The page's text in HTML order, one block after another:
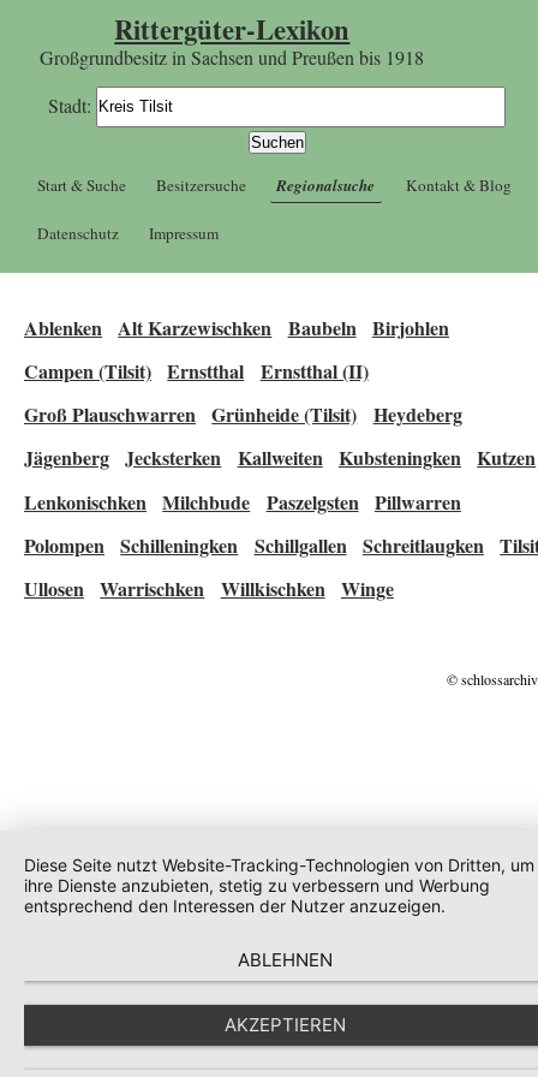
Rittergüter-Lexikon
Großgrundbesitz in Sachsen und Preußen bis 1918
Stadt:
Start & Suche Besitzersuche Regionalsuche Kontakt & Blog
Datenschutz Impressum
Ablenken Alt Karzewischken Baubeln
Birjohlen
Campen (Tilsit) Ernstthal
Ernstthal (II)
Groß Plauschwarren Grünheide (Tilsit)
Heydeberg
Jägenberg Jecksterken Kallweiten Kubsteningken Kutzen
Lenkonischken Milchbude Paszelgsten Pillwarren
Polompen Schilleningken Schillgallen Schreitlaugken
Ullosen Warrischken Willkischken Winge
©
Diese Seite nutzt Website-Tracking-Technologien von Dritten, um
ihre Dienste anzubieten, stetig zu verbessern und Werbung
entsprechend den Interessen der Nutzer anzuzeigen.
ABLEHNEN
AKZEPTIEREN